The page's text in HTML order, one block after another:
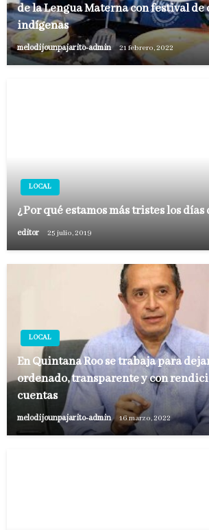
de la Lengua Materna con festival de
indígenas
melodijounpajarito-admin 21 febrero, 2022
LOCAL
¿Por qué estamos más tristes los
editor 25 julio, 2019
LOCAL
En Quintana Roo se trabaja para
ordenado, transparente y con
cuentas
melodijounpajarito-admin 16 marzo, 2022